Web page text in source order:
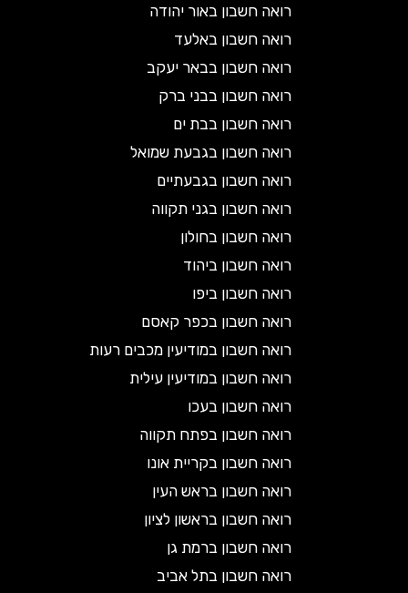
רואה חשבון באור יהודה
רואה חשבון באלעד
רואה חשבון בבאר יעקב
רואה חשבון בבני ברק
רואה חשבון בבת ים
רואה חשבון בגבעת שמואל
רואה חשבון בגבעתיים
רואה חשבון בגני תקווה
רואה חשבון בחולון
רואה חשבון ביהוד
רואה חשבון ביפו
רואה חשבון בכפר קאסם
רואה חשבון במודיעין מכבים רעות
רואה חשבון במודיעין עילית
רואה חשבון בעכו
רואה חשבון בפתח תקווה
רואה חשבון בקריית אונו
רואה חשבון בראש העין
רואה חשבון בראשון לציון
רואה חשבון ברמת גן
רואה חשבון בתל אביב